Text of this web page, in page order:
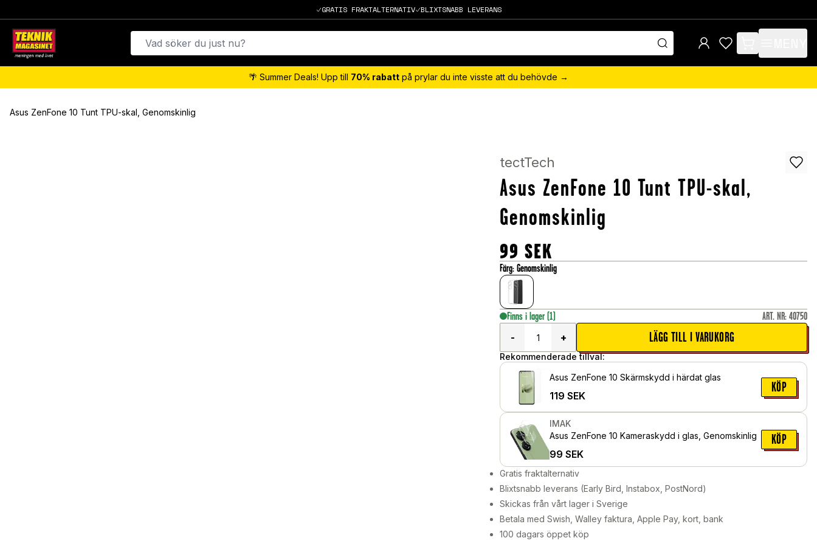
GRATIS FRAKTALTERNATIV BLIXTSNABB LEVERANS
items in cart, view
🌴 Summer Deals! Upp till 70% rabatt på prylar du inte visste att du behövde →
Asus ZenFone 10 Tunt TPU-skal, Genomskinlig
tectTech
Asus ZenFone 10 Tunt TPU-skal,
Genomskinlig
99 SEK
Färg:Genomskinlig
Finns i lager (1) ART. NR: 40750
-
+ LÄGG TILL I VARUKORG
Rekommenderade tillval:
Asus ZenFone 10 Skärmskydd i härdat glas
119 SEK
KÖP
IMAK
Asus ZenFone 10 Kameraskydd i glas, Genomskinlig
99 SEK
KÖP
Gratis fraktalternativ
Blixtsnabb leverans (Early Bird, Instabox, PostNord)
Skickas från vårt lager i Sverige
Betala med Swish, Walley faktura, Apple Pay, kort, bank
100 dagars öppet köp